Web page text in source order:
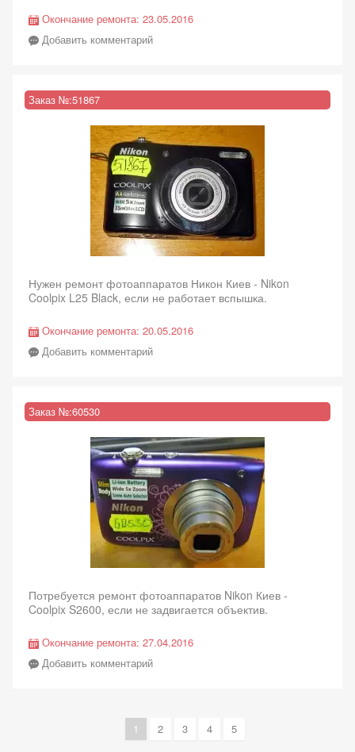
Окончание ремонта: 23.05.2016
Добавить комментарий
Заказ №:51867
Нужен ремонт фотоаппаратов Никон Киев - Nikon
Coolpix L25 Black, если не работает вспышка.
Окончание ремонта: 20.05.2016
Добавить комментарий
Заказ №:60530
Потребуется ремонт фотоаппаратов Nikon Киев -
Coolpix S2600, если не задвигается объектив.
Окончание ремонта: 27.04.2016
Добавить комментарий
Current
page
1 Page
2 Page
3 Page
4 Page
5